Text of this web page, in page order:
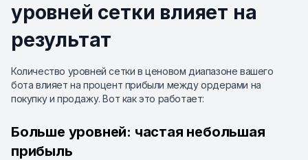
уровней сетки влияет на
результат
Количество уровней сетки в ценовом диапазоне вашего
бота влияет на процент прибыли между ордерами на
покупку и продажу. Вот как это работает:
Больше уровней: частая небольшая
прибыль